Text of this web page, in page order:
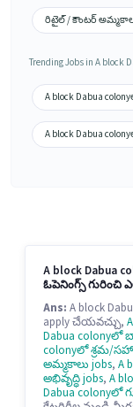
రిటైల్ / కౌంటర్ అమ్మకాలు
Trending Jobs in A block
A block Dabua
A block Dabua
A block Dabua
ఓపెనింగ్స్ గురించి
Ans: A block
apply చేయవచ్చు,
Dabua colonyలో
colonyలో శ్రమ/
అమ్మకాలు jobs, A
అభివృద్ధి jobs, A
Dabua colonyలో